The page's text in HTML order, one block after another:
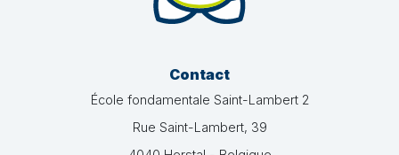
Contact
École fondamentale Saint-Lambert 2
Rue Saint-Lambert, 39